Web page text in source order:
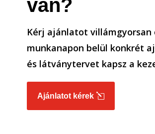
van?
Kérj ajánlatot villámgyorsan
munkanapon belül konkrét
és látványtervet kapsz a
Ajánlatot kérek